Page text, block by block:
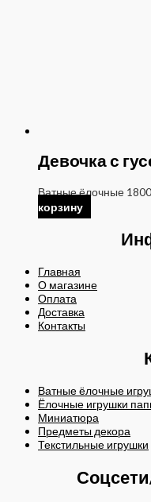
Девочка с
Ватные ёлочные 1800
корзину
Главная
О магазине
Оплата
Доставка
Контакты
Ватные ёлочные
Ёлочные игрушки
Миниатюра
Предметы декора
Текстильные игрушки